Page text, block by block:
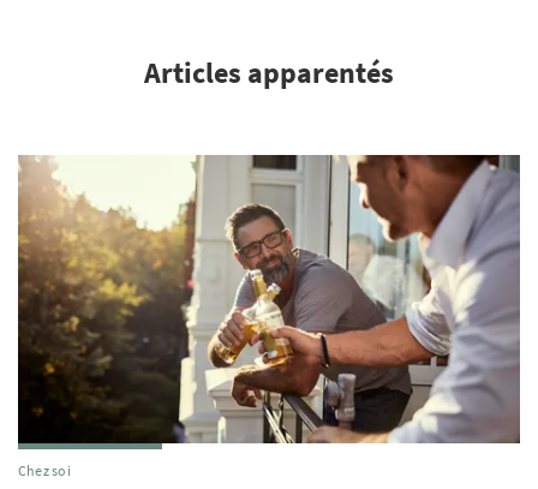
Articles apparentés
Chez soi